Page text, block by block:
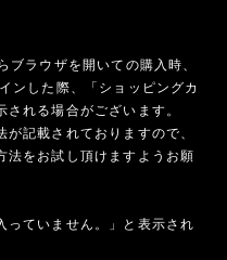
ラウザを開いての購入時、
ンした際、「ショッピングカ
れる場合がございます。
記載されておりますので、
法をお試し頂けますようお願
ていません。」と表示され